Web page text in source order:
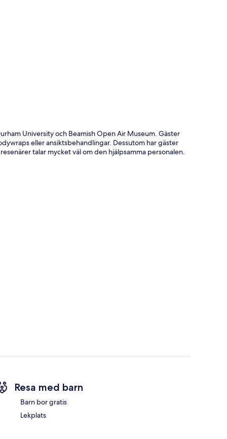
University och Beamish Open Air Museum. Gäster
eller ansiktsbehandlingar. Dessutom har gäster
talar mycket väl om den hjälpsamma personalen.
Resa med barn
Barn bor gratis
Lekplats